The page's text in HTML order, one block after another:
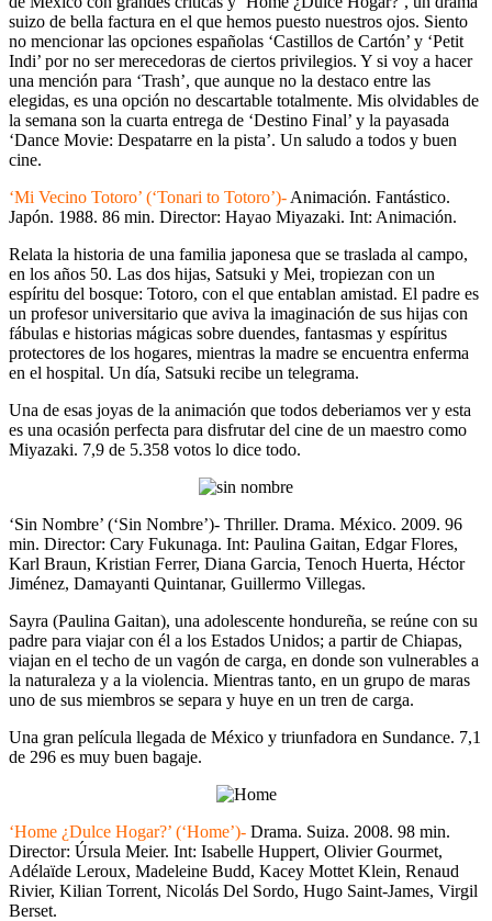
suizo de bella factura en el que hemos puesto nuestros ojos. Siento
no mencionar las opciones españolas ‘Castillos de Cartón’ y ‘Petit
Indi’ por no ser merecedoras de ciertos privilegios. Y si voy a hacer
una mención para ‘Trash’, que aunque no la destaco entre las
elegidas, es una opción no descartable totalmente. Mis olvidables de
la semana son la cuarta entrega de ‘Destino Final’ y la payasada
‘Dance Movie: Despatarre en la pista’. Un saludo a todos y buen
cine.
‘Mi Vecino Totoro’ (‘Tonari to Totoro’)- Animación. Fantástico.
Japón. 1988. 86 min. Director: Hayao Miyazaki. Int: Animación.
Relata la historia de una familia japonesa que se traslada al campo,
en los años 50. Las dos hijas, Satsuki y Mei, tropiezan con un
espíritu del bosque: Totoro, con el que entablan amistad. El padre es
un profesor universitario que aviva la imaginación de sus hijas con
fábulas e historias mágicas sobre duendes, fantasmas y espíritus
protectores de los hogares, mientras la madre se encuentra enferma
en el hospital. Un día, Satsuki recibe un telegrama.
Una de esas joyas de la animación que todos deberiamos ver y esta
es una ocasión perfecta para disfrutar del cine de un maestro como
Miyazaki. 7,9 de 5.358 votos lo dice todo.
‘Sin Nombre’ (‘Sin Nombre’)- Thriller. Drama. México. 2009. 96
min. Director: Cary Fukunaga. Int: Paulina Gaitan, Edgar Flores,
Karl Braun, Kristian Ferrer, Diana Garcia, Tenoch Huerta, Héctor
Jiménez, Damayanti Quintanar, Guillermo Villegas.
Sayra (Paulina Gaitan), una adolescente hondureña, se reúne con su
padre para viajar con él a los Estados Unidos; a partir de Chiapas,
viajan en el techo de un vagón de carga, en donde son vulnerables a
la naturaleza y a la violencia. Mientras tanto, en un grupo de maras
uno de sus miembros se separa y huye en un tren de carga.
Una gran película llegada de México y triunfadora en Sundance. 7,1
de 296 es muy buen bagaje.
‘Home ¿Dulce Hogar?’ (‘Home’)- Drama. Suiza. 2008. 98 min.
Director: Úrsula Meier. Int: Isabelle Huppert, Olivier Gourmet,
Adélaïde Leroux, Madeleine Budd, Kacey Mottet Klein, Renaud
Rivier, Kilian Torrent, Nicolás Del Sordo, Hugo Saint-James, Virgil
Berset.